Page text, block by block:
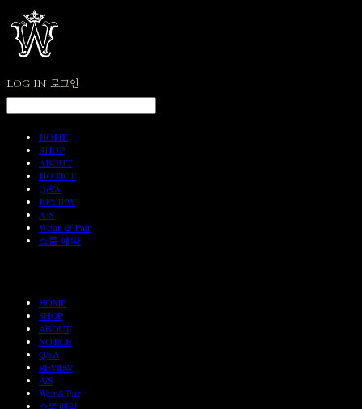
LOG IN 로그인
HOME
SHOP
ABOUT
NOTICE
Q&A
REVIEW
A/S
Wear & Pair
쇼룸 예약
HOME
SHOP
ABOUT
NOTICE
Q&A
REVIEW
A/S
Wear & Pair
쇼룸 예약